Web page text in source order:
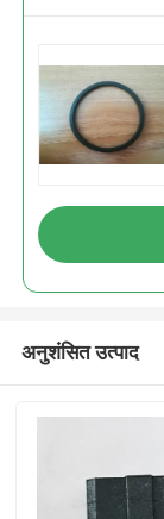
अनुशंसित उत्पाद